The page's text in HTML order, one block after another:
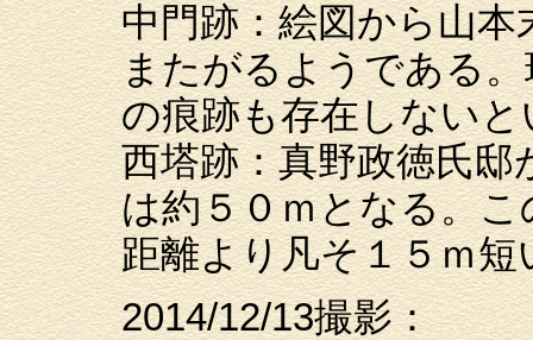
中門跡：絵図から山本
またがるようである
の痕跡も存在しないと
西塔跡：真野政徳氏
は約５０ｍとなる。
距離より凡そ１５ｍ短
2014/12/13撮影：